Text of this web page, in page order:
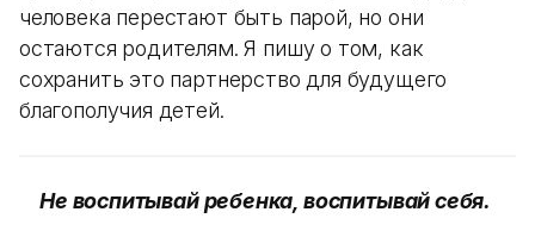
человека перестают быть парой, но они
остаются родителям. Я пишу о том, как
сохранить это партнерство для будущего
благополучия детей.
Не воспитывай ребенка, воспитывай себя.